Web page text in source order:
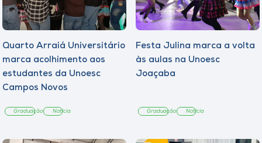
Quarto Arraiá Universitário
marca acolhimento aos
estudantes da Unoesc
Campos Novos
Graduação Notícia
Festa Julina marca a volta
às aulas na Unoesc
Joaçaba
Graduação Notícia